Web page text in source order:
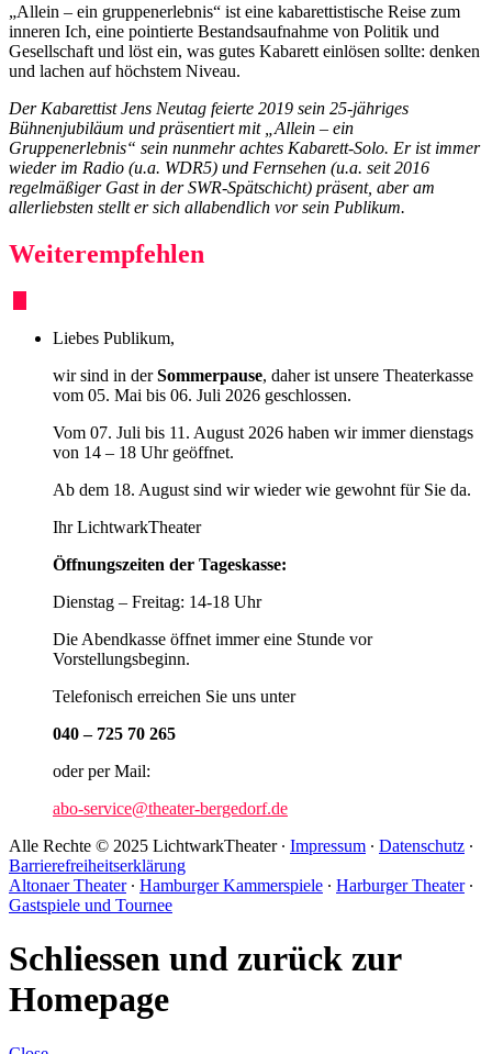
„Allein – ein gruppenerlebnis“ ist eine kabarettistische Reise zum
inneren Ich, eine pointierte Bestandsaufnahme von Politik und
Gesellschaft und löst ein, was gutes Kabarett einlösen sollte: denken
und lachen auf höchstem Niveau.
Der Kabarettist Jens Neutag feierte 2019 sein 25-jähriges
Bühnenjubiläum und präsentiert mit „Allein – ein
Gruppenerlebnis“ sein nunmehr achtes Kabarett-Solo. Er ist immer
wieder im Radio (u.a. WDR5) und Fernsehen (u.a. seit 2016
regelmäßiger Gast in der SWR-Spätschicht) präsent, aber am
allerliebsten stellt er sich allabendlich vor sein Publikum.
Weiterempfehlen
Liebes Publikum,
wir sind in derSommerpause, daher ist unsere Theaterkasse
vom 05. Mai bis 06. Juli 2026 geschlossen.
Vom 07. Juli bis 11. August 2026 haben wir immer dienstags
von 14 – 18 Uhr geöffnet.
Ab dem 18. August sind wir wieder wie gewohnt für Sie da.
Ihr LichtwarkTheater
Öffnungszeiten der Tageskasse:
Dienstag – Freitag: 14-18 Uhr
Die Abendkasse öffnet immer eine Stunde vor
Vorstellungsbeginn.
Telefonisch erreichen Sie uns unter
040 – 725 70 265
oder per Mail:
abo-service@theater-bergedorf.de
Alle Rechte © 2025 LichtwarkTheater ∙ Impressum ∙ Datenschutz ∙
Barrierefreiheitserklärung
Altonaer Theater∙ Hamburger Kammerspiele ∙ Harburger Theater∙
Gastspiele und Tournee
Schliessen und zurück zur
Homepage